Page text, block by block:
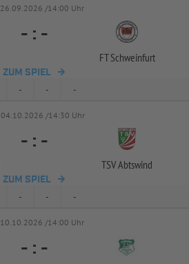
26.09.2026 /14:00 Uhr
- : -
FT Schweinfurt
ZUM SPIEL
- - -
04.10.2026 /14:30 Uhr
- : -
TSV Abtswind
ZUM SPIEL
- - -
10.10.2026 /14:00 Uhr
- : -